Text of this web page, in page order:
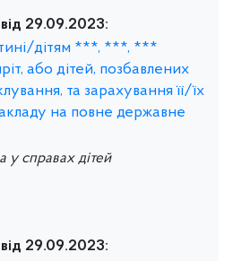
29.09.2023:
дітям ***, ***, ***
або дітей, позбавлених
та зарахування її/їх
на повне державне
у справах дітей
29.09.2023: